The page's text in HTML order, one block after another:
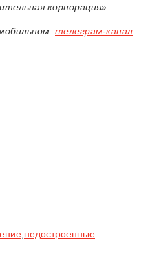
корпорация»
телеграм-канал
недостроенные